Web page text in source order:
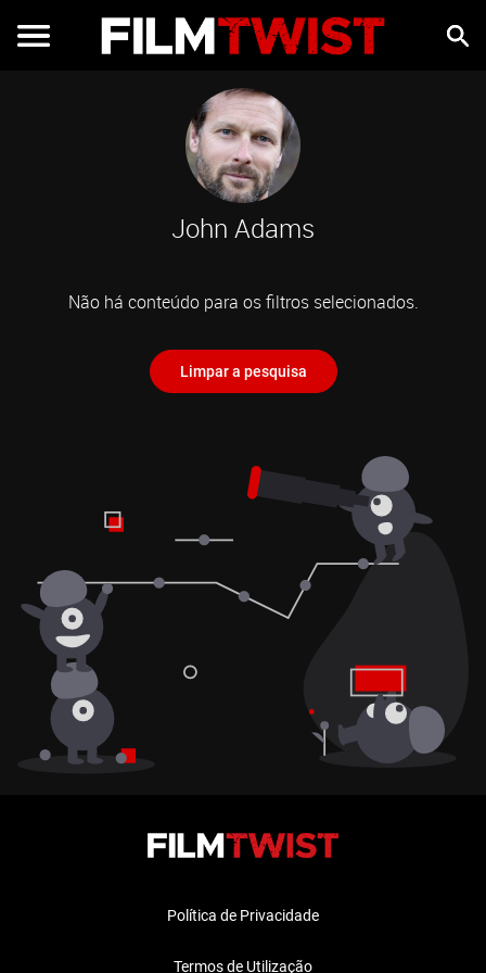
John Adams
Não há conteúdo para os filtros selecionados.
Limpar a pesquisa
Política de Privacidade
Termos de Utilização